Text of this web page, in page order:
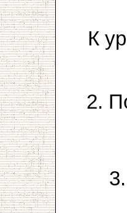
К
2.